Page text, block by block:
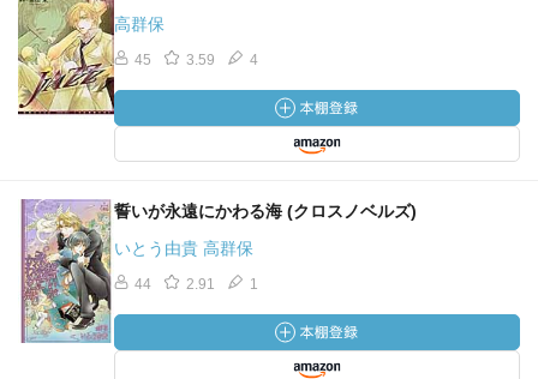
高群保
45 3.59 4
誓いが永遠にかわる海 (クロスノベルズ)
いとう由貴 高群保
44 2.91 1